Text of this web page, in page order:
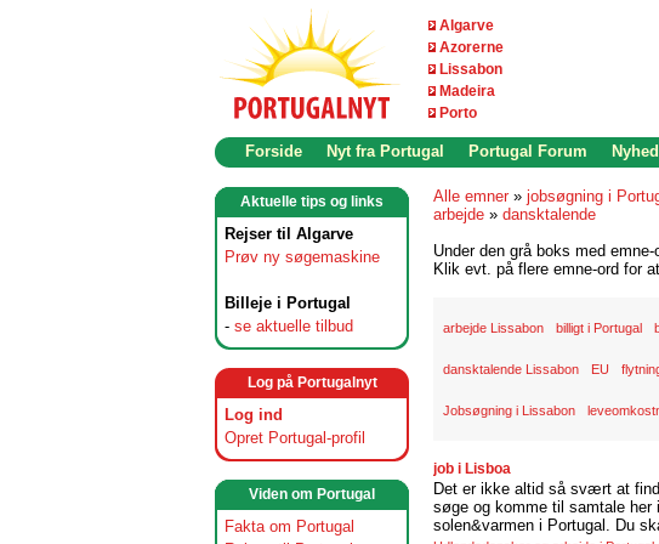
Algarve
Azorerne
Lissabon
Madeira
Porto
Forside Nyt fra Portugal Portugal Forum
Aktuelle tips og links
Rejser til Algarve
Prøv ny søgemaskine
Billeje i Portugal
- se aktuelle tilbud
Log på Portugalnyt
Log ind
Opret Portugal-profil
Viden om Portugal
Fakta om Portugal
Alle emner » jobsøgning i
arbejde » dansktalende
Under den grå boks med
Klik evt. på flere emne-ord for
arbejde Lissabon billigt i Portugal
dansktalende Lissabon EU
Jobsøgning i Lissabon
job i Lisboa
Det er ikke altid så svært at
søge og komme til samtale her
solen&varmen i Portugal. Du